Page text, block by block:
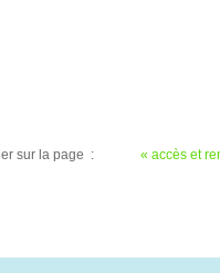
, aller sur la page :« accès et